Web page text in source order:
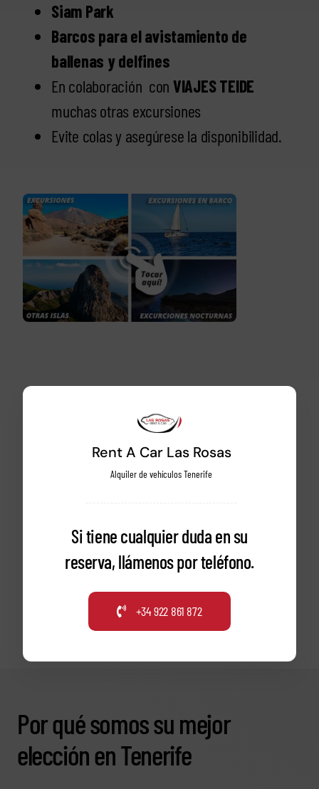
Siam Park
Barcos para el avistamiento de
ballenas y delfines
En colaboración con VIAJES TEIDE
muchas otras excursiones
Evite colas y asegúrese la disponibilidad.
Rent A Car Las Rosas
Alquiler de vehículos Tenerife
Si tiene cualquier duda en su
reserva, llámenos por teléfono.
+34 922 861 872
Por qué somos su mejor
elección en Tenerife